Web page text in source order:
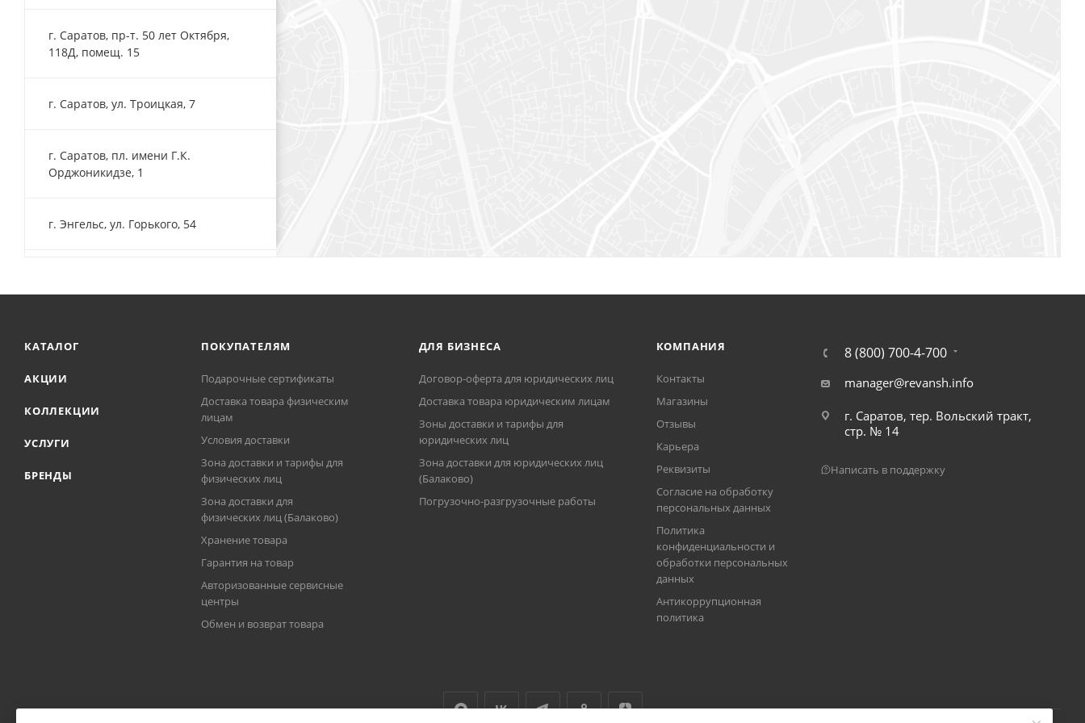
г. Саратов, пр-т. 50 лет Октября,
118Д, помещ. 15
г. Саратов, ул. Троицкая, 7
г. Саратов, пл. имени Г.К.
Орджоникидзе, 1
г. Энгельс, ул. Горького, 54
КАТАЛОГ
АКЦИИ
КОЛЛЕКЦИИ
УСЛУГИ
БРЕНДЫ
ПОКУПАТЕЛЯМ
Подарочные сертификаты
Доставка товара физическим
лицам
Условия доставки
Зона доставки и тарифы для
физических лиц
Зона доставки для
физических лиц (Балаково)
Хранение товара
Гарантия на товар
Авторизованные сервисные
центры
Обмен и возврат товара
ДЛЯ БИЗНЕСА
Договор-оферта для юридических лиц
Доставка товара юридическим лицам
Зоны доставки и тарифы для
юридических лиц
Зона доставки для юридических лиц
(Балаково)
Погрузочно-разгрузочные работы
КОМПАНИЯ
Контакты
Магазины
Отзывы
Карьера
Реквизиты
Согласие на обработку
персональных данных
Политика
конфиденциальности и
обработки персональных
данных
Антикоррупционная
политика
8 (800) 700-4-700
manager@revansh.info
г. Саратов, тер. Вольский тракт,
стр. № 14
Написать в поддержку